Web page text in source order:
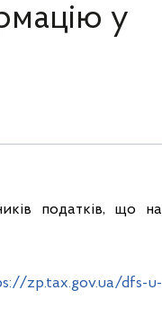
у
податків, що на
zp.tax.gov.ua/dfs-u-